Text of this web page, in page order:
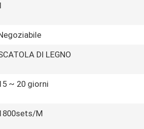
DI LEGNO
~ 20 giorni
M